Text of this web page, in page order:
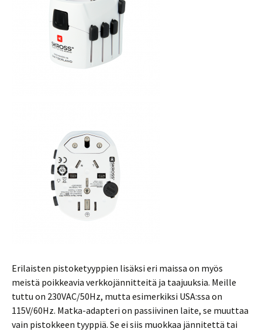
Erilaisten pistoketyyppien lisäksi eri maissa on myös
meistä poikkeavia verkkojännitteitä ja taajuuksia. Meille
tuttu on 230VAC/50Hz, mutta esimerkiksi USA:ssa on
115V/60Hz. Matka-adapteri on passiivinen laite, se muuttaa
vain pistokkeen tyyppiä. Se ei siis muokkaa jännitettä tai